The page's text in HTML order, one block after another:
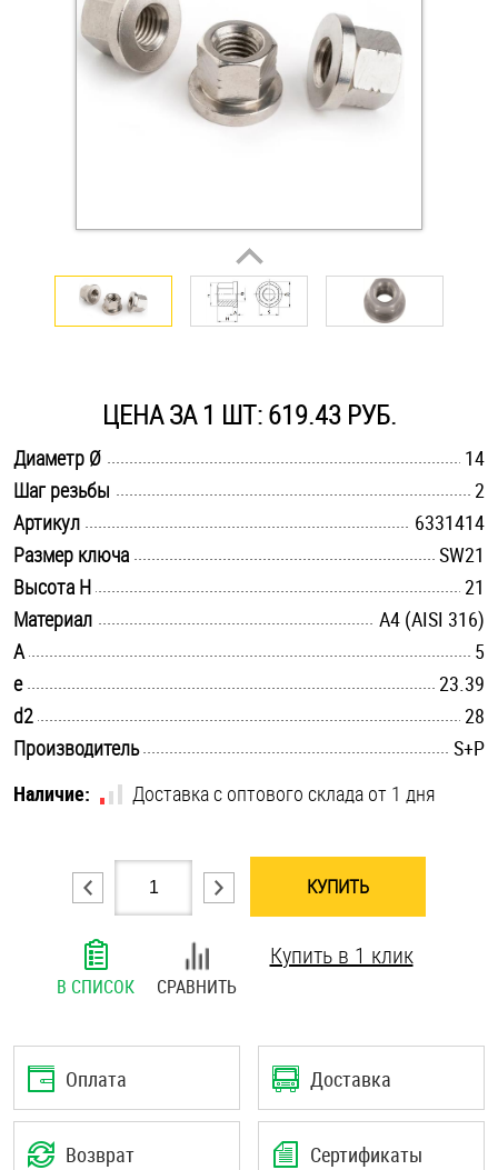
Инструмент
Крюки, кольца с метрической резьбой
Оснастка и аксессуары для яхт
Пробки
Стопорные кольца
Такелаж
Хомуты
Шайбы
Шпильки
Штифты и пальцы
ЦЕНА ЗА 1 ШТ: 619.43 РУБ.
Диаметр Ø
14
Шаг резьбы
2
Артикул
6331414
Размер ключа
SW21
Высота H
21
Материал
A4 (AISI 316)
A
5
e
23.39
d2
28
Производитель
S+P
Наличие:
Доставка с оптового склада от 1 дня
КУПИТЬ
В СПИСОК СРАВНИТЬ
Купить в 1 клик
Оплата Доставка
Возврат Сертификаты